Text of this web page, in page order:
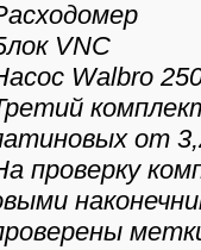
VNC
Walbro
от
проверку